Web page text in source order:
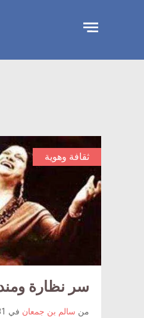
ثقافة وهوية
سر نظارة
من سالم بن جمعان في 31